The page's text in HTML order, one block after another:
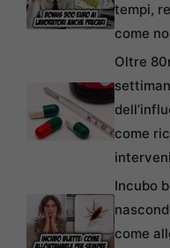
tempi,
come
Oltre
come
Incubo
come